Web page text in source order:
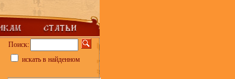
Поиск:
искать в найденном